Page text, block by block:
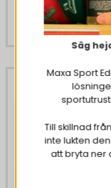
KÖP NU
Säg
Maxa Sport
Till skillnad
inte lukten den
att bryta ner